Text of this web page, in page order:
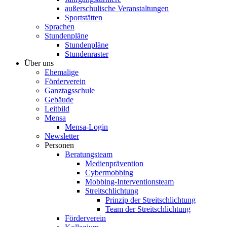
außerschulische Veranstaltungen
Sportstätten
Sprachen
Stundenpläne
Stundenpläne
Stundenraster
Über uns
Ehemalige
Förderverein
Ganztagsschule
Gebäude
Leitbild
Mensa
Mensa-Login
Newsletter
Personen
Beratungsteam
Medienprävention
Cybermobbing
Mobbing-Interventionsteam
Streitschlichtung
Prinzip der Streitschlichtung
Team der Streitschlichtung
Förderverein